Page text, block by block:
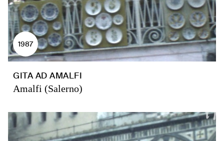
1987
GITA AD AMALFI
Amalfi (Salerno)